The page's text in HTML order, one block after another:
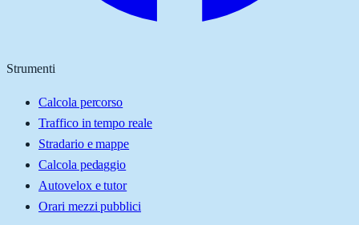
Strumenti
Calcola percorso
Traffico in tempo reale
Stradario e mappe
Calcola pedaggio
Autovelox e tutor
Orari mezzi pubblici